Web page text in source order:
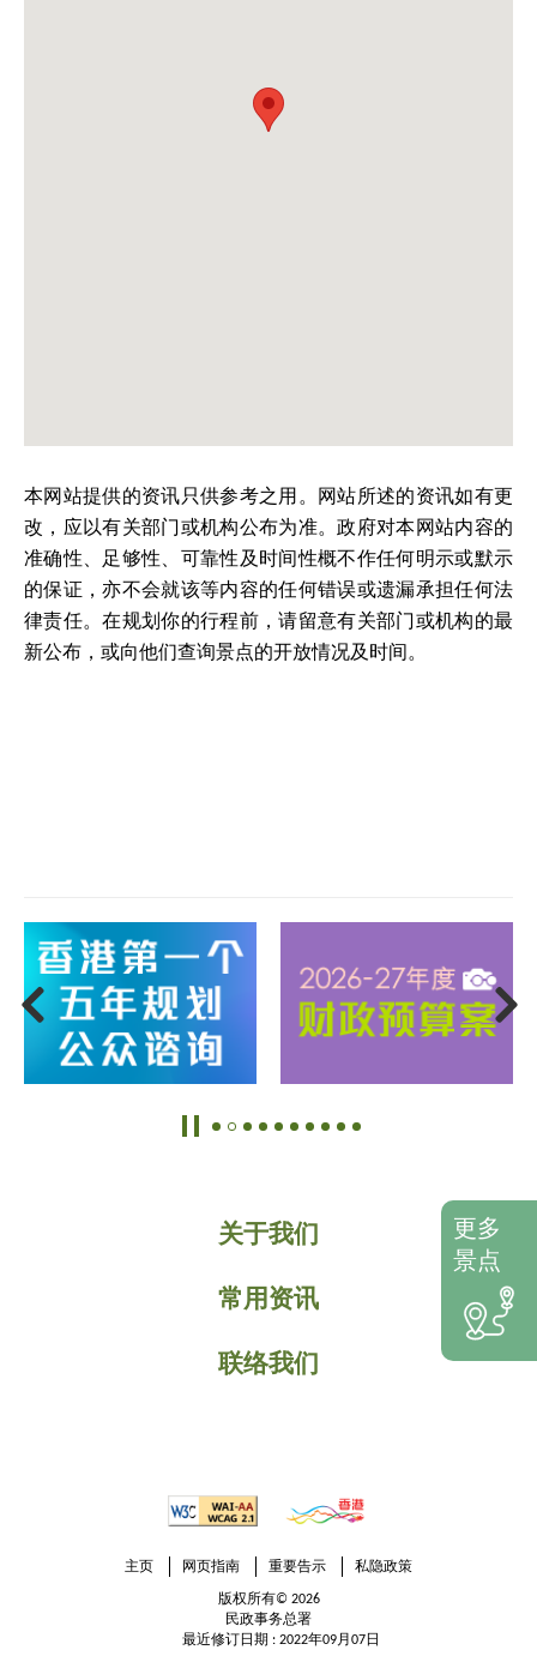
本网站提供的资讯只供参考之用。网站所述的资讯如有更
改，应以有关部门或机构公布为准。政府对本网站内容的
准确性、足够性、可靠性及时间性概不作任何明示或默示
的保证，亦不会就该等内容的任何错误或遗漏承担任何法
律责任。在规划你的行程前，请留意有关部门或机构的最
新公布，或向他们查询景点的开放情况及时间。
关于我们
常用资讯
联络我们
更多
景点
主页 网页指南 重要告示 私隐政策
版权所有© 2026
民政事务总署
最近修订日期 : 2022年09月07日